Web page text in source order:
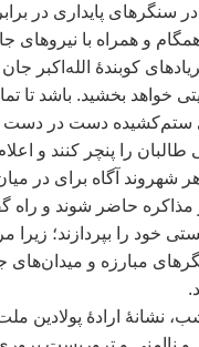
سنگرهای پایداری در
و همراه با
کوبندۀ الله اکبر
خواهد بخشید. باشد تا
ستمکشیده دست در دست
را پنچر کنند و
هر شهروند آگاه برای در
مذاکره حاضر شوند و راه
خود را بپردازند؛ زیرا
مبارزه و میدانهای
نشانۀ ارادۀ پولادین